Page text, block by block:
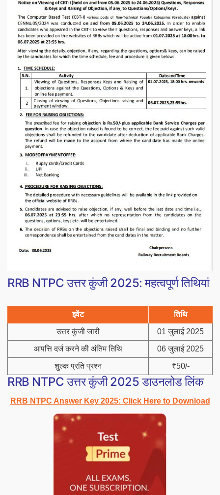
RRB NTPC उत्तर कुंजी 2025: महत्वपूर्ण तिथियां
इवेंट तिथि
उत्तर कुंजी जारी 01 जुलाई 2025
आपत्ति दर्ज करने की अंतिम तिथि 06 जुलाई 2025
शुल्क प्रति प्रश्न ₹50/-
RRB NTPC उत्तर कुंजी 2025 डाउनलोड लिंक
RRB NTPC Answer Key 2025: Click Here to Download